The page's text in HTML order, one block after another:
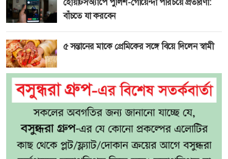
বাঁচতে যা করবেন
৫ সন্তানের মাকে প্রেমিকের সঙ্গে বিয়ে দিলেন স্বামী